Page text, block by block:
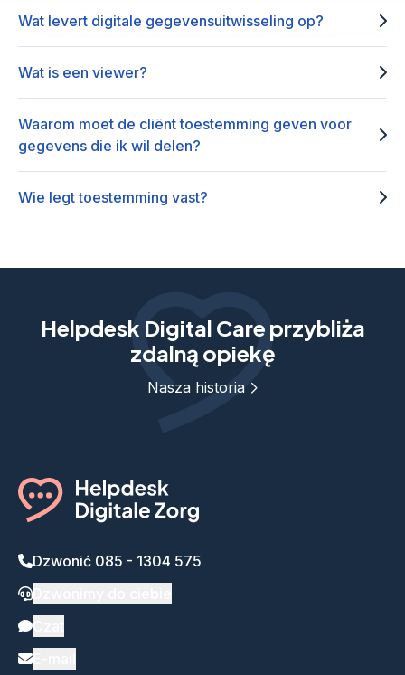
Wat levert digitale gegevensuitwisseling op?
Wat is een viewer?
Waarom moet de cliënt toestemming geven voor
gegevens die ik wil delen?
Wie legt toestemming vast?
Helpdesk Digital Care przybliża
zdalną opiekę
Nasza historia
Dzwonić 085 - 1304 575